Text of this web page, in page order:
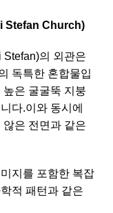
Stefan Church)
Stefan)의 외관은
독특한 혼합물입
은 굴굴뚝 지붕
다.이와 동시에
은 전면과 같은
지를 포함한 복잡
적 패턴과 같은